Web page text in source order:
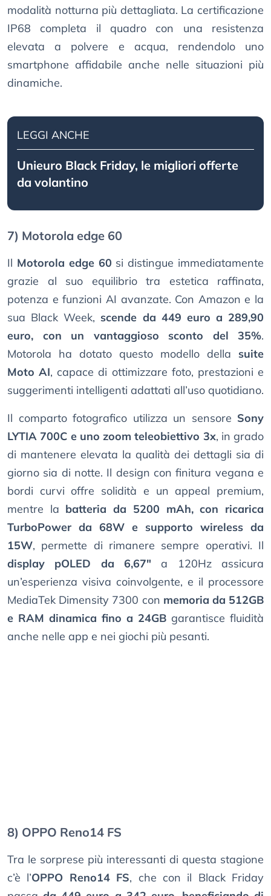
modalità notturna più dettagliata. La certificazione
IP68 completa il quadro con una resistenza
elevata a polvere e acqua, rendendolo uno
smartphone affidabile anche nelle situazioni più
dinamiche.
LEGGI ANCHE
Unieuro Black Friday, le migliori offerte
da volantino
7) Motorola edge 60
Il Motorola edge 60 si distingue immediatamente
grazie al suo equilibrio tra estetica raffinata,
potenza e funzioni AI avanzate. Con Amazon e la
sua Black Week, scende da 449 euro a 289,90
euro, con un vantaggioso sconto del 35%.
Motorola ha dotato questo modello della suite
Moto AI, capace di ottimizzare foto, prestazioni e
suggerimenti intelligenti adattati all’uso quotidiano.
Il comparto fotografico utilizza un sensore Sony
LYTIA 700C e uno zoom teleobiettivo 3x, in grado
di mantenere elevata la qualità dei dettagli sia di
giorno sia di notte. Il design con finitura vegana e
bordi curvi offre solidità e un appeal premium,
mentre la batteria da 5200 mAh, con ricarica
TurboPower da 68W e supporto wireless da
15W, permette di rimanere sempre operativi. Il
display pOLED da 6,67" a 120Hz assicura
un’esperienza visiva coinvolgente, e il processore
MediaTek Dimensity 7300 con memoria da 512GB
e RAM dinamica fino a 24GB garantisce fluidità
anche nelle app e nei giochi più pesanti.
8) OPPO Reno14 FS
Tra le sorprese più interessanti di questa stagione
c’è l’OPPO Reno14 FS, che con il Black Friday